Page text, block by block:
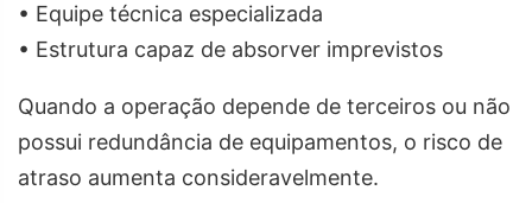
• Equipe técnica especializada
• Estrutura capaz de absorver imprevistos
Quando a operação depende de terceiros ou não
possui redundância de equipamentos, o risco de
atraso aumenta consideravelmente.